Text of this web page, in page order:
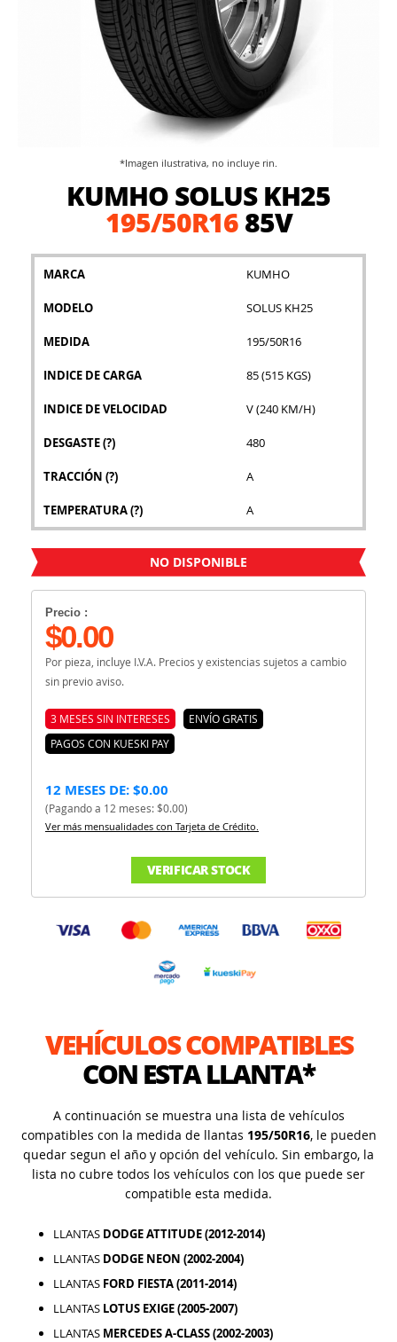
KUMHO SOLUS KH25
195/50R1685V
MARCA KUMHO
MODELO SOLUS KH25
MEDIDA 195/50R16
INDICE DE CARGA 85 (515 KGS)
INDICE DE VELOCIDAD V (240 KM/H)
DESGASTE(?) 480
TRACCIÓN (?) A
TEMPERATURA(?) A
NO DISPONIBLE
Precio :
$0.00
Por pieza, incluye I.V.A. Precios y existencias sujetos a cambio
sin previo aviso.
3 MESES SIN INTERESES
ENVÍO GRATIS
PAGOS CON KUESKI PAY
12 MESES DE: $0.00
(Pagando a 12 meses: $0.00)
Ver más mensualidades con Tarjeta de Crédito.
VERIFICAR STOCK
*Imagen ilustrativa, no incluye rin.
galería
imágenes
VEHÍCULOS COMPATIBLES
CON ESTA LLANTA*
A continuación se muestra una lista de vehículos
compatibles con la medida de llantas 195/50R16, le pueden
quedar segun el año y opción del vehículo. Sin embargo, la
lista no cubre todos los vehículos con los que puede ser
compatible esta medida.
LLANTAS DODGE ATTITUDE (2012-2014)
LLANTAS DODGE NEON (2002-2004)
LLANTAS FORD FIESTA (2011-2014)
LLANTAS LOTUS EXIGE (2005-2007)
LLANTAS MERCEDES A-CLASS (2002-2003)